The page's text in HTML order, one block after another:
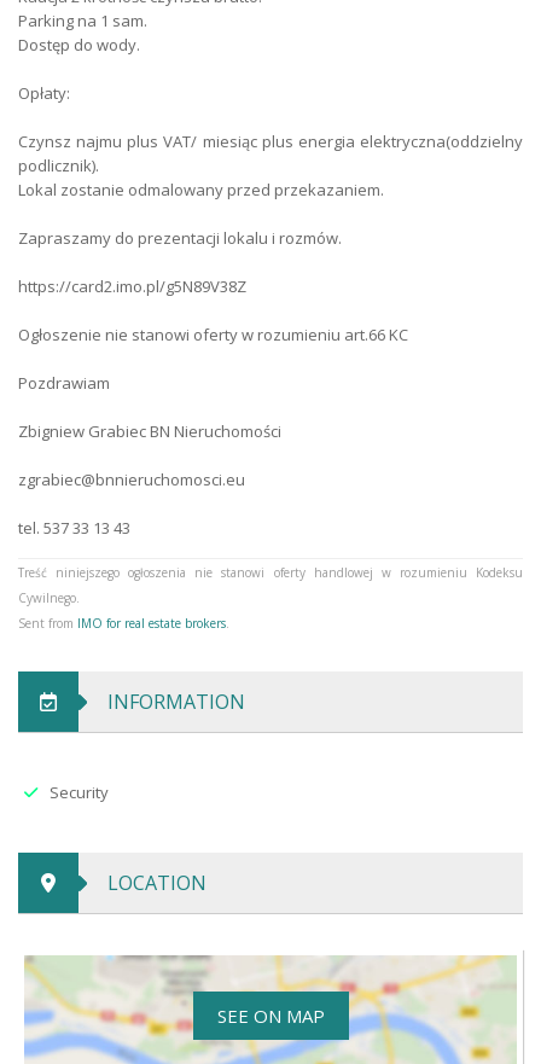
Number of parking spaces
Gas
Road Type
Premises type
Heating central - city
Parking na 1 sam.
Dostęp do wody.
Opłaty:
Czynsz najmu plus VAT/ miesiąc plus energia elektryczna(oddzielny
podlicznik).
Lokal zostanie odmalowany przed przekazaniem.
Zapraszamy do prezentacji lokalu i rozmów.
https://card2.imo.pl/g5N89V38Z
Ogłoszenie nie stanowi oferty w rozumieniu art.66 KC
Pozdrawiam
Zbigniew Grabiec BN Nieruchomości
zgrabiec@bnnieruchomosci.eu
tel. 537 33 13 43
Treść niniejszego ogłoszenia nie stanowi oferty handlowej w rozumieniu Kodeksu
Cywilnego.
Sent from IMO for real estate brokers
INFORMATION
Security
LOCATION
SEE ON MAP